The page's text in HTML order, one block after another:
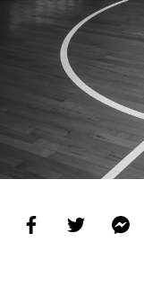
PROJETOS
LIGA
LIGA BETCLIC